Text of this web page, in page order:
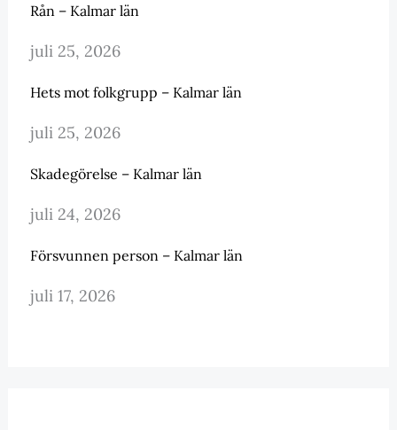
Rån – Kalmar län
juli 25, 2026
Hets mot folkgrupp – Kalmar län
juli 25, 2026
Skadegörelse – Kalmar län
juli 24, 2026
Försvunnen person – Kalmar län
juli 17, 2026